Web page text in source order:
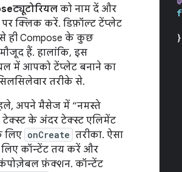
को नाम दें और
पर क्लिक करें. डिफ़ॉल्ट टेंप्लेट
ही Compose के कुछ
हैं. हालांकि, इस
में आपको टेंप्लेट बनाने का
तरीके से.
अपने मैसेज में “नमस्ते
टेक्स्ट के अंदर टेक्स्ट एलिमेंट
लिए onCreate तरीका. ऐसा
कॉन्टेंट तय करें और
फ़ंक्शन. कॉन्टेंट
}